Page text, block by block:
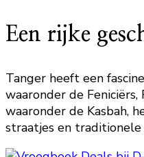
Een rijke
Tanger heeft een
waaronder de
waaronder de Kasbah,
straatjes en traditionele